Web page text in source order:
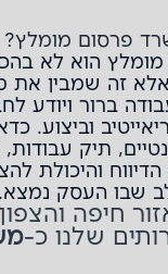
פרסום מומלץ?
הוא לא
אלא זה שמבין
ברור ויודע
וביצוע.
תיק
והיכולת
שבו העסק נמצא.
חיפה
שלנו כ-